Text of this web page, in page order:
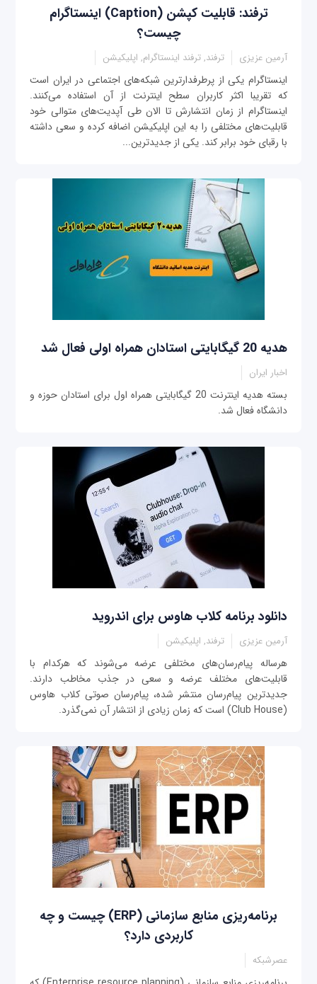
ترفند: قابلیت کپشن (Caption) اینستاگرام
چیست؟
آرمین عزیزی ترفند, ترفند اینستاگرام, اپلیکیشن
اینستاگرام یکی از پرطرفدارترین شبکه‌های اجتماعی در ایران است
که تقریبا اکثر کاربران سطح اینترنت از آن استفاده می‌کنند.
اینستاگرام از زمان انتشارش تا الان طی آپدیت‌های متوالی خود
قابلیت‌های مختلفی را به این اپلیکیشن اضافه کرده و سعی داشته
با رقبای خود برابر کند. یکی از جدیدترین...
هدیه 20 گیگابایتی استادان همراه اولی فعال شد
اخبار ایران
بسته هدیه اینترنت 20 گیگابایتی همراه اول برای استادان حوزه و
دانشگاه فعال شد.
دانلود برنامه کلاب هاوس برای اندروید
آرمین عزیزی ترفند, اپلیکیشن
هرساله پیام‌رسان‌های مختلفی عرضه می‌شوند که هرکدام با
قابلیت‌های مختلف عرضه و سعی در جذب مخاطب دارند.
جدیدترین پیام‌رسان منتشر شده، پیام‌رسان صوتی کلاب هاوس
(Club House) است که زمان زیادی از انتشار آن نمی‌گذرد.
برنامه‌ریزی منابع سازمانی (ERP) چیست و چه
کاربردی دارد؟
عصرشبکه